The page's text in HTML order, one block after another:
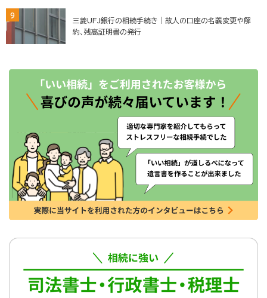
9
三菱UFJ銀行の相続手続き｜故人の口座の名義変更や解
約、残高証明書の発行